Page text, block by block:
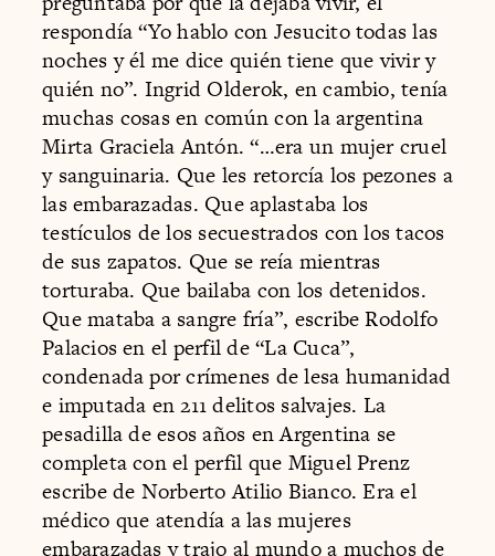
respondía “Yo hablo con Jesucito todas las
noches y él me dice quién tiene que vivir y
quién no”. Ingrid Olderok, en cambio, tenía
muchas cosas en común con la argentina
Mirta Graciela Antón. “…era un mujer cruel
y sanguinaria. Que les retorcía los pezones a
las embarazadas. Que aplastaba los
testículos de los secuestrados con los tacos
de sus zapatos. Que se reía mientras
torturaba. Que bailaba con los detenidos.
Que mataba a sangre fría”, escribe Rodolfo
Palacios en el perfil de “La Cuca”,
condenada por crímenes de lesa humanidad
e imputada en 211 delitos salvajes. La
pesadilla de esos años en Argentina se
completa con el perfil que Miguel Prenz
escribe de Norberto Atilio Bianco. Era el
médico que atendía a las mujeres
embarazadas y trajo al mundo a muchos de